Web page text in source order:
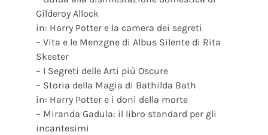
Gilderoy Allock
in: Harry Potter e la camera dei segreti
– Vita e le Menzgne di Albus Silente di Rita
Skeeter
– I Segreti delle Arti più Oscure
– Storia della Magia di Bathilda Bath
in: Harry Potter e i doni della morte
– Miranda Gadula: il libro standard per gli
incantesimi